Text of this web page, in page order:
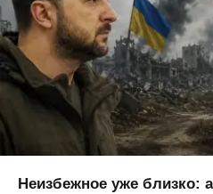
Неизбежное уже близко: